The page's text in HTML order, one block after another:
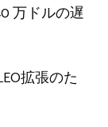
万ドルの遅
拡張のた